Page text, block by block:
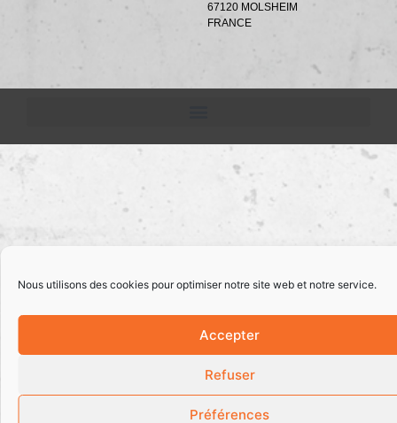
Nous utilisons des cookies pour optimiser notre site web et notre service.
Accepter
Refuser
Préférences
67120 MOLSHEIM
FRANCE